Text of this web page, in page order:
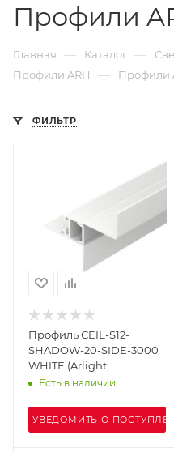
Профили
Главная — Каталог —
Профили ARH — Профили
ФИЛЬТР
Профиль СEIL-S12-
SHADOW-20-SIDE-3000
WHITE (Arlight,
Алюминий)
Есть в наличии
УВЕДОМИТЬ О